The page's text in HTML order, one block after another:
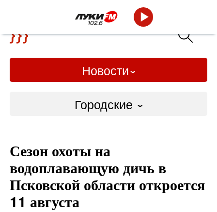
Новости
Городские
Слово Дело
Народные
Сезон охоты на
водоплавающую дичь в
Псковской области откроется
11 августа